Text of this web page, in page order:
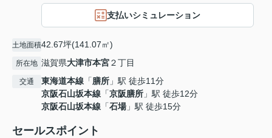
支払いシミュレーション
土地面積42.67坪(141.07㎡)
所在地 滋賀県大津市本宮２丁目
交通 東海道本線 「膳所 」駅 徒歩11分
京阪石山坂本線 「京阪膳所 」駅 徒歩12分
京阪石山坂本線 「石場」駅 徒歩15分
セールスポイント